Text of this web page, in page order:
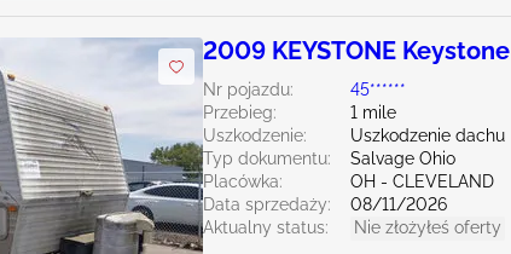
2009 KEYSTONE Keystone
Nr pojazdu:
45******
Przebieg:
1 mile
Uszkodzenie:
Uszkodzenie dachu
Typ dokumentu:
Salvage Ohio
Placówka:
OH - CLEVELAND
Data sprzedaży:
08/11/2026
Aktualny status:
Nie złożyłeś oferty